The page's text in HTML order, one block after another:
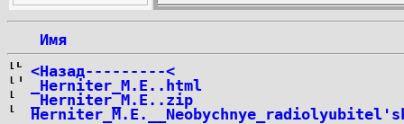
Имя
<Назад---------<
_Herniter_M.E..html
_Herniter_M.E..zip